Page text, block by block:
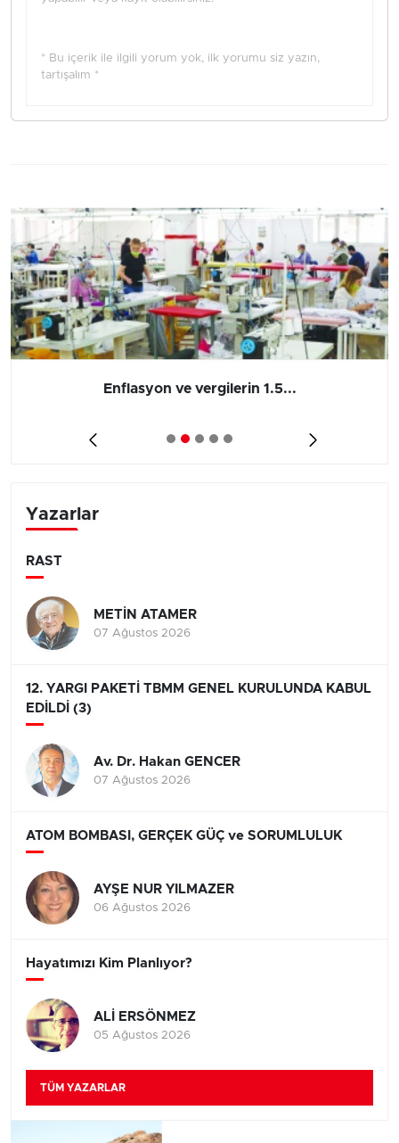
* Bu içerik ile ilgili yorum yok, ilk yorumu siz yazın,
tartışalım *
Enflasyon ve vergilerin 1.5...
Yazarlar
RAST
METİN ATAMER
07 Ağustos 2026
12. YARGI PAKETİ TBMM GENEL KURULUNDA KABUL
EDİLDİ (3)
Av. Dr. Hakan GENCER
07 Ağustos 2026
ATOM BOMBASI, GERÇEK GÜÇ ve SORUMLULUK
AYŞE NUR YILMAZER
06 Ağustos 2026
Hayatımızı Kim Planlıyor?
ALİ ERSÖNMEZ
05 Ağustos 2026
TÜM YAZARLAR